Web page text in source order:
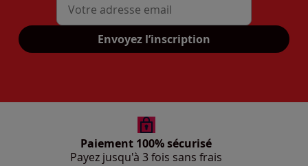
Mon adresse mail
Envoyez l’inscription
Paiement 100% sécurisé
Payez jusqu'à 3 fois sans frais